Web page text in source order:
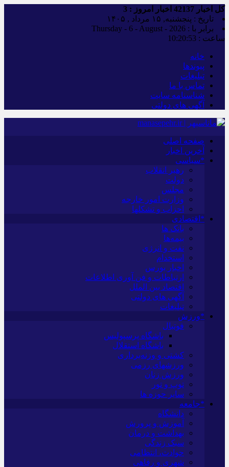
کل اخبار اخبار امروز : 3
تاریخ : پنجشنبه, ۱۵ مرداد , ۱۴۰۵
برابر با : Thursday - 6 - August - 2026
ساعت : 10:20:54
خانه
پیوندها
تبلیغات
تماس با ما
شناسنامه سایت
آگهی های دولتی
صفحه اصلی
آخرین اخبار
*سیاسی
رهبر انقلاب
دولت
مجلس
وزارت امور خارجه
احزاب و تشکلها
*اقتصادی
بانک ها
بیمه‌ها
نفت و انرژی
استخدام
اخبار بورس
ارتباطات و فن آوری اطلاعات
اقتصاد بین الملل
آگهی های دولتی
تبلیغات
*ورزش
فوتبال
باشگاه پرسپولیس
باشگاه استقلال
کشتی و وزنه‌برداری
ورزشهای رزمی
ورزش زنان
توپ و تور
سایر حوزه ها
*جامعه
دانشگاه
آموزش و پرورش
بهداشت و درمان
سبک زندگی
حوادث، انتظامی
شهری و رفاهی